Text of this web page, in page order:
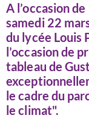
A l’occasion
samedi 22
du lycée Louis
l’occasion de
tableau de
le cadre du
le climat".